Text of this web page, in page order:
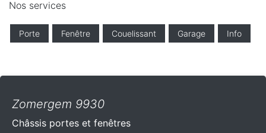
Nos services
Porte Fenêtre Couelissant Garage Info
Zomergem 9930
Châssis portes et fenêtres